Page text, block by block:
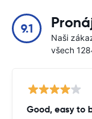
9.1
Naši
všech
Good, easy to